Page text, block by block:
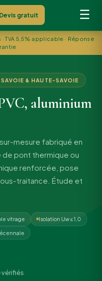
Devis gratuit ☰
TVA 5,5% applicable · Réponse
SAVOIE & HAUTE-SAVOIE
aluminium
mesure fabriqué en
de pont thermique ou
renforcée, pose
traitance. Étude et
vitrage Isolation Uw ≤ 1,0
vérifiés